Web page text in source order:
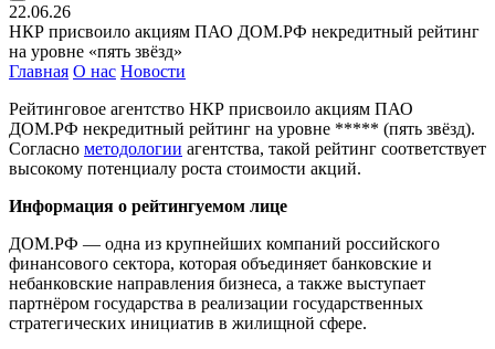
22.06.26
НКР присвоило акциям ПАО ДОМ.РФ некредитный рейтинг
на уровне «пять звёзд»
Главная О нас Новости
Рейтинговое агентство НКР присвоило акциям ПАО
ДОМ.РФ некредитный рейтинг на уровне ***** (пять звёзд).
Согласно методологии агентства, такой рейтинг соответствует
высокому потенциалу роста стоимости акций.
Информация о рейтингуемом лице
ДОМ.РФ — одна из крупнейших компаний российского
финансового сектора, которая объединяет банковские и
небанковские направления бизнеса, а также выступает
партнёром государства в реализации государственных
стратегических инициатив в жилищной сфере.